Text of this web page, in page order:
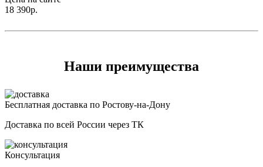
18 390р.
Наши преимущества
Бесплатная доставка по Ростову-на-Дону
Доставка по всей России через ТК
Консультация